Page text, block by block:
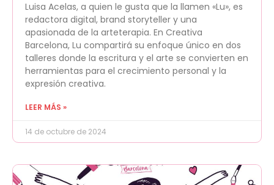
Luisa Acelas, a quien le gusta que la llamen «Lu», es
redactora digital, brand storyteller y una
apasionada de la arteterapia. En Creativa
Barcelona, Lu compartirá su enfoque único en dos
talleres donde la escritura y el arte se convierten en
herramientas para el crecimiento personal y la
expresión creativa.
LEER MÁS »
14 de octubre de 2024